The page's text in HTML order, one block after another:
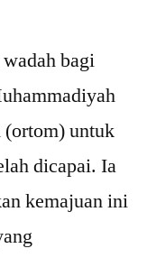
bagi
untuk
dicapai. Ia
kemajuan ini